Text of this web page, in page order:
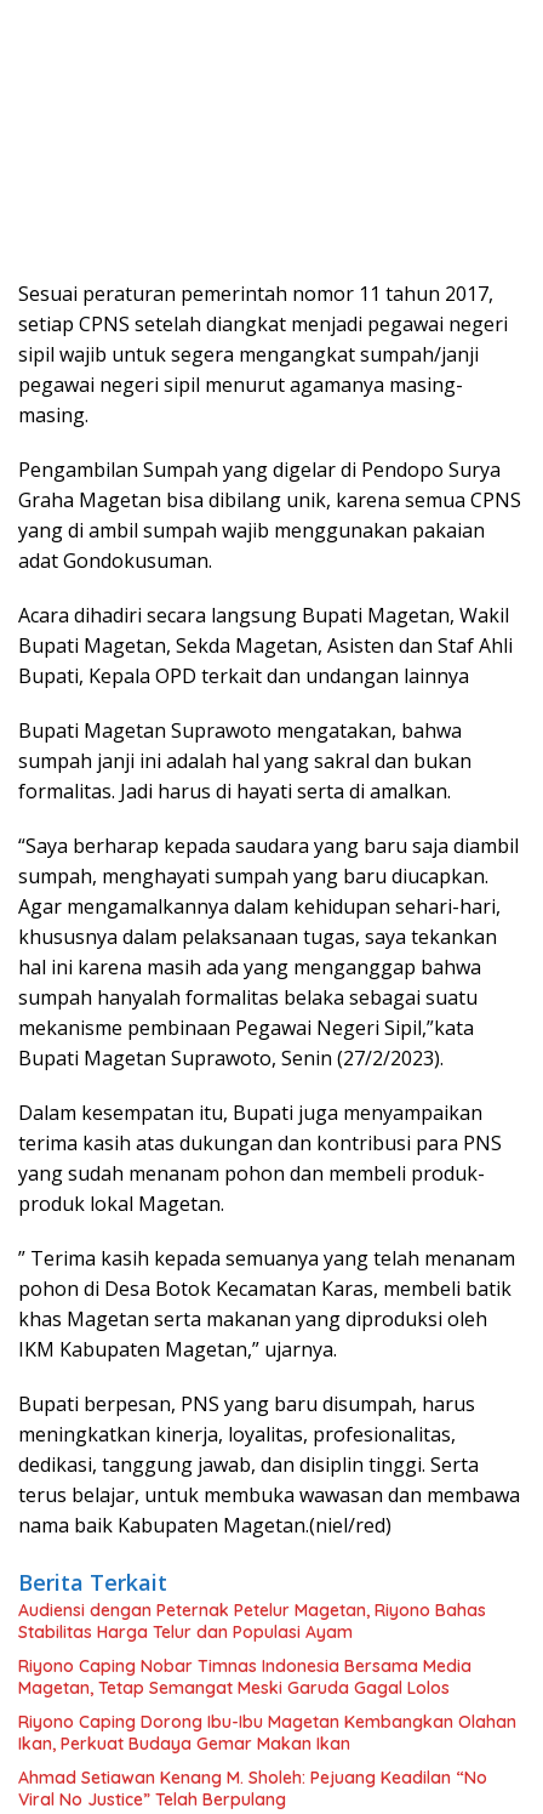
Sesuai peraturan pemerintah nomor 11 tahun 2017,
setiap CPNS setelah diangkat menjadi pegawai negeri
sipil wajib untuk segera mengangkat sumpah/janji
pegawai negeri sipil menurut agamanya masing-
masing.
Pengambilan Sumpah yang digelar di Pendopo Surya
Graha Magetan bisa dibilang unik, karena semua CPNS
yang di ambil sumpah wajib menggunakan pakaian
adat Gondokusuman.
Acara dihadiri secara langsung Bupati Magetan, Wakil
Bupati Magetan, Sekda Magetan, Asisten dan Staf Ahli
Bupati, Kepala OPD terkait dan undangan lainnya
Bupati Magetan Suprawoto mengatakan, bahwa
sumpah janji ini adalah hal yang sakral dan bukan
formalitas. Jadi harus di hayati serta di amalkan.
“Saya berharap kepada saudara yang baru saja diambil
sumpah, menghayati sumpah yang baru diucapkan.
Agar mengamalkannya dalam kehidupan sehari-hari,
khususnya dalam pelaksanaan tugas, saya tekankan
hal ini karena masih ada yang menganggap bahwa
sumpah hanyalah formalitas belaka sebagai suatu
mekanisme pembinaan Pegawai Negeri Sipil,”kata
Bupati Magetan Suprawoto, Senin (27/2/2023).
Dalam kesempatan itu, Bupati juga menyampaikan
terima kasih atas dukungan dan kontribusi para PNS
yang sudah menanam pohon dan membeli produk-
produk lokal Magetan.
” Terima kasih kepada semuanya yang telah menanam
pohon di Desa Botok Kecamatan Karas, membeli batik
khas Magetan serta makanan yang diproduksi oleh
IKM Kabupaten Magetan,” ujarnya.
Bupati berpesan, PNS yang baru disumpah, harus
meningkatkan kinerja, loyalitas, profesionalitas,
dedikasi, tanggung jawab, dan disiplin tinggi. Serta
terus belajar, untuk membuka wawasan dan membawa
nama baik Kabupaten Magetan.(niel/red)
Berita Terkait
Audiensi dengan Peternak Petelur Magetan, Riyono Bahas
Stabilitas Harga Telur dan Populasi Ayam
Riyono Caping Nobar Timnas Indonesia Bersama Media
Magetan, Tetap Semangat Meski Garuda Gagal Lolos
Riyono Caping Dorong Ibu-Ibu Magetan Kembangkan Olahan
Ikan, Perkuat Budaya Gemar Makan Ikan
Ahmad Setiawan Kenang M. Sholeh: Pejuang Keadilan “No
Viral No Justice” Telah Berpulang